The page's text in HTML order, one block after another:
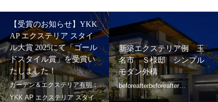
【受賞のお知らせ】YKK
AP エクステリア スタイ
ル大賞 2025にて「ゴール
ドスタイル賞」を受賞い
たしました！
新築エクステリア例 玉
名市 Ｓ様邸 シンプル
モダン外構